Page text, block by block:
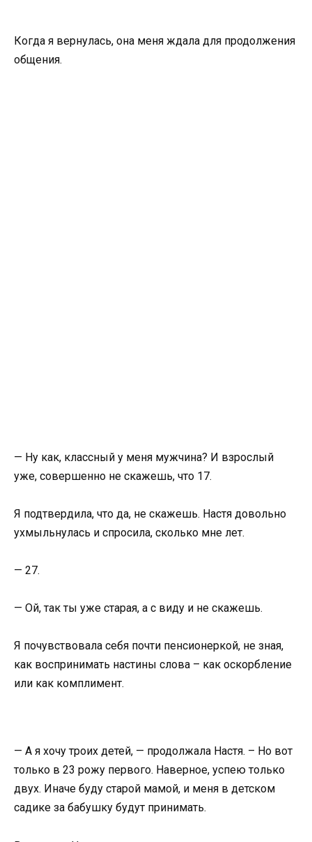
Когда я вернулась, она меня ждала для продолжения
общения.
— Ну как, классный у меня мужчина? И взрослый
уже, совершенно не скажешь, что 17.
Я подтвердила, что да, не скажешь. Настя довольно
ухмыльнулась и спросила, сколько мне лет.
— 27.
— Ой, так ты уже старая, а с виду и не скажешь.
Я почувствовала себя почти пенсионеркой, не зная,
как воспринимать настины слова – как оскорбление
или как комплимент.
— А я хочу троих детей, — продолжала Настя. – Но вот
только в 23 рожу первого. Наверное, успею только
двух. Иначе буду старой мамой, и меня в детском
садике за бабушку будут принимать.